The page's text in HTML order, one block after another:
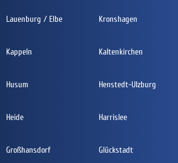
Lauenburg / Elbe Kronshagen
Kappeln Kaltenkirchen
Husum Henstedt-Ulzburg
Heide Harrislee
Großhansdorf Glückstadt